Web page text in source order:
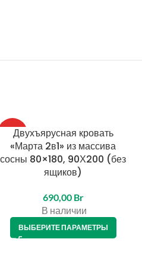
ТОП
Двухъярусная кровать
«Марта 2в1» из массива
сосны 80×180, 90Х200 (без
ящиков)
690,00 Br
В наличии
ВЫБЕРИТЕ ПАРАМЕТРЫ